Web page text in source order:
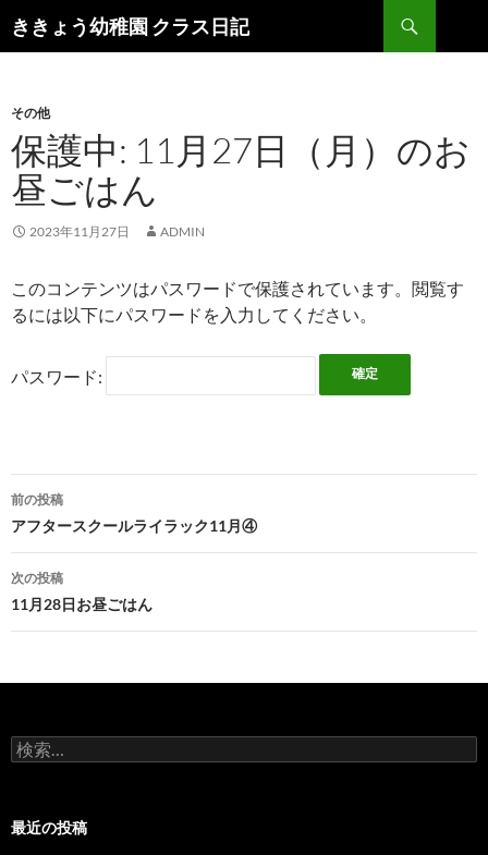
ききょう幼稚園 クラス日記
索
ン
ツ
へ
ス
キ
ッ
その他
保護中: 11月27日（月）のお
昼ごはん
2023年11月27日 ADMIN
このコンテンツはパスワードで保護されています。閲覧す
るには以下にパスワードを入力してください。
パスワード:
投
稿
ナ
ゲ
シ
ン
前の投稿
アフタースクールライラック11月④
次の投稿
11月28日お昼ごはん
検
索
最近の投稿